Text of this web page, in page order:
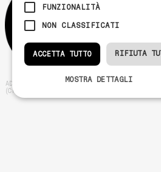
ADDO SRL - PIva IT02570300695 -- Sede legale
(Ch) 66023
FUNZIONALITÀ
NON CLASSIFICATI
ACCETTA TUTTO RIFIUTA
MOSTRA DETTAGLI